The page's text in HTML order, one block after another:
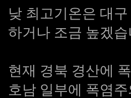
낮 최고기온은 대
하거나 조금 높겠습
현재 경북 경산에
호남 일부에 폭염